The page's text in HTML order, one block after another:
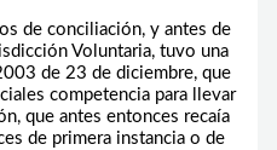
de conciliación, y antes de
Voluntaria, tuvo una
de 23 de diciembre, que
competencia para llevar
que antes entonces recaía
de primera instancia o de